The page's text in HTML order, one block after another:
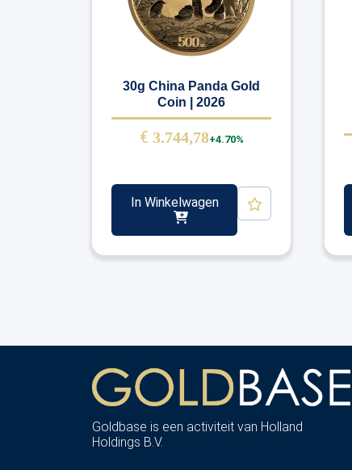
30g China Panda Gold
Coin | 2026
€ 3.744,78+4.70%
In Winkelwagen
Goldbase is een activiteit van Holland
Holdings B.V.